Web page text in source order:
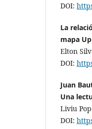
DOI:
La
mapa
Elton
DOI:
Juan
Una
Liviu
DOI: